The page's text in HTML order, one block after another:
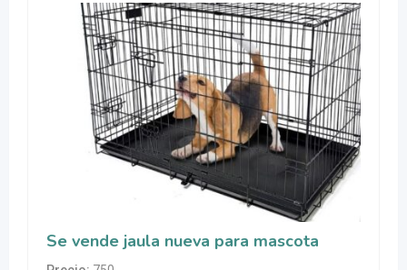
Se vende jaula nueva para mascota